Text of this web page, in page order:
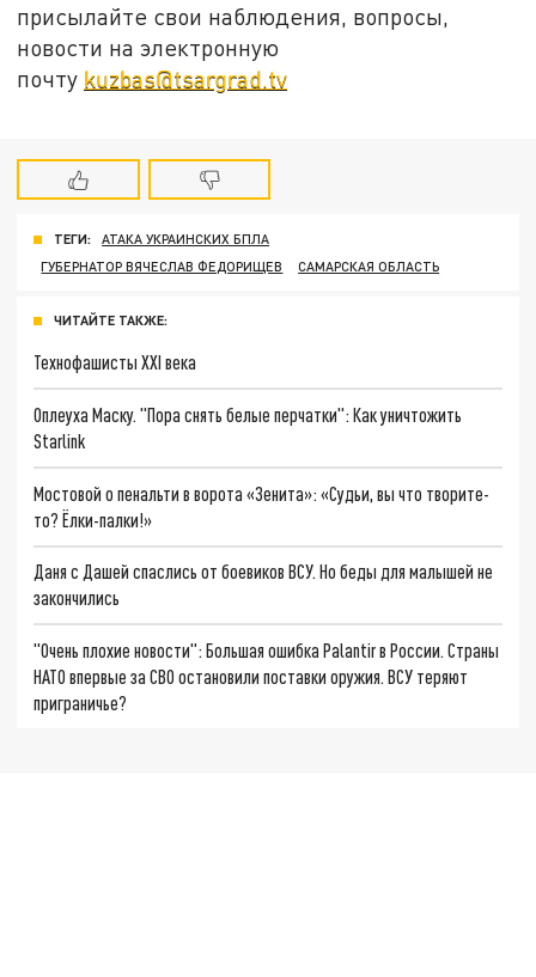
присылайте свои наблюдения, вопросы,
новости на электронную
почту kuzbas@tsargrad.tv
ТЕГИ:
АТАКА УКРАИНСКИХ БПЛА
ГУБЕРНАТОР ВЯЧЕСЛАВ ФЕДОРИЩЕВ
САМАРСКАЯ ОБЛАСТЬ
ЧИТАЙТЕ ТАКЖЕ:
Технофашисты XXI века
Оплеуха Маску. "Пора снять белые перчатки": Как уничтожить
Starlink
Мостовой о пенальти в ворота «Зенита»: «Судьи, вы что творите-
то? Ёлки-палки!»
Даня с Дашей спаслись от боевиков ВСУ. Но беды для малышей не
закончились
"Очень плохие новости": Большая ошибка Palantir в России. Страны
НАТО впервые за СВО остановили поставки оружия. ВСУ теряют
приграничье?